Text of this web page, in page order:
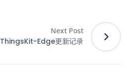
Next Post
ThingsKit-Edge更新记录